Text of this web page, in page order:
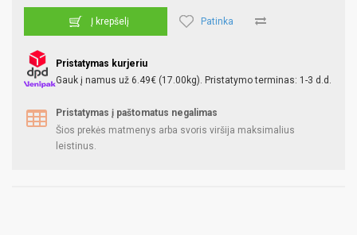
Į krepšelį Patinka
Pristatymas kurjeriu
Gauk į namus už 6.49€ (17.00kg). Pristatymo terminas: 1-3 d.d.
Pristatymas į paštomatus negalimas
Šios prekės matmenys arba svoris viršija maksimalius
leistinus.